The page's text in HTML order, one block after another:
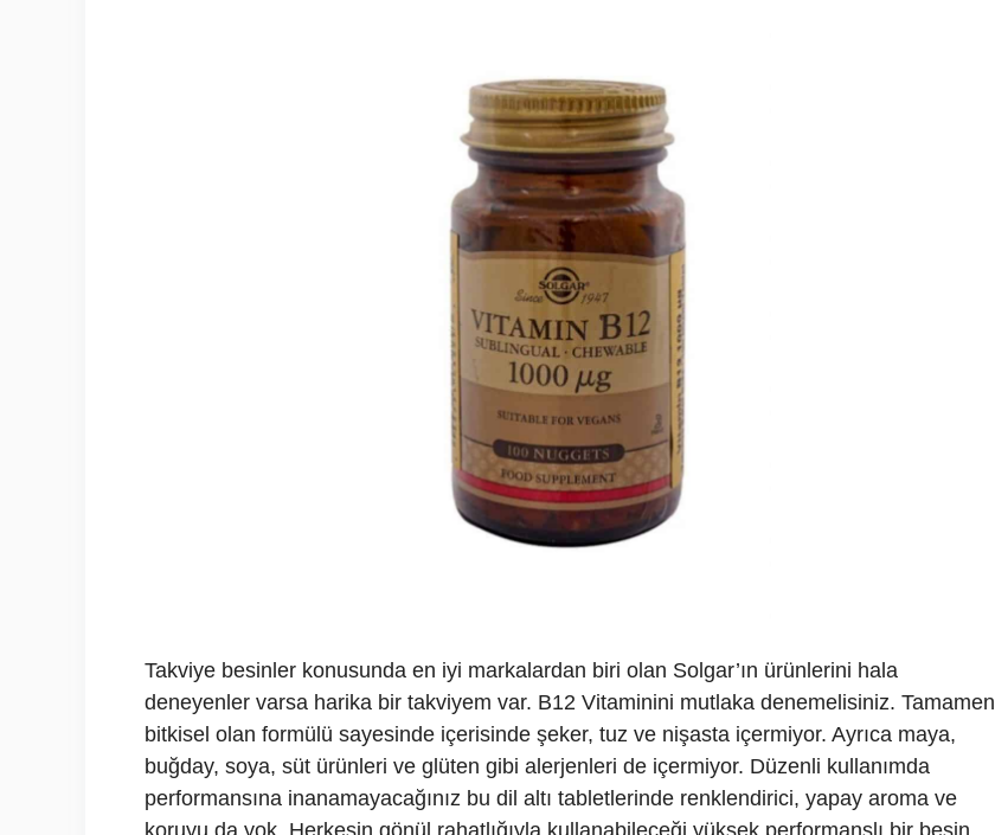
Takviye besinler konusunda en iyi markalardan biri olan Solgar’ın ürünlerini hala
deneyenler varsa harika bir takviyem var. B12 Vitaminini mutlaka denemelisiniz. Tamamen
bitkisel olan formülü sayesinde içerisinde şeker, tuz ve nişasta içermiyor. Ayrıca maya,
buğday, soya, süt ürünleri ve glüten gibi alerjenleri de içermiyor. Düzenli kullanımda
performansına inanamayacağınız bu dil altı tabletlerinde renklendirici, yapay aroma ve